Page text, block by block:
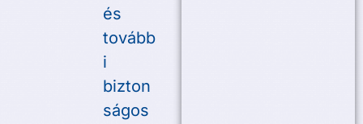
és
tovább
i
bizton
ságos